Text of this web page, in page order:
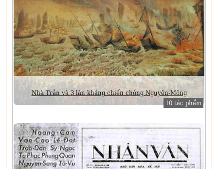
Nhà Trần và 3 lần kháng chiến chống Nguyên-Mông
10 tác phẩm